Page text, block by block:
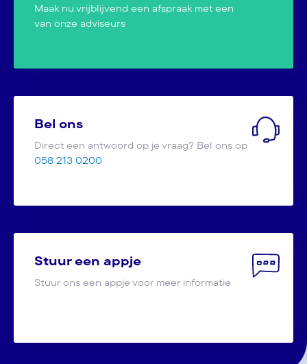
Maak nu vrijblijvend een afspraak met een
van onze adviseurs
Bel ons
Direct een antwoord op je vraag? Bel ons op
058 213 0200
Stuur een appje
Stuur ons een appje voor meer informatie